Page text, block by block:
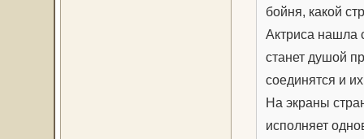
бойня, какой
Актриса нашла
станет душой
соединятся и
На экраны
исполняет